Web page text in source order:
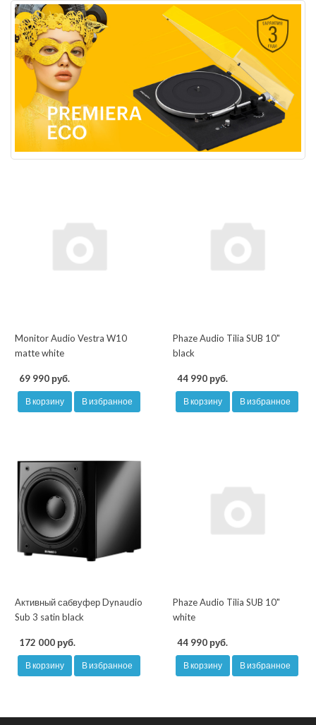
Monitor Audio Vestra W10
matte white
69 990 руб.
В корзину В избранное
Phaze Audio Tilia SUB 10"
black
44 990 руб.
В корзину В избранное
Активный сабвуфер Dynaudio
Sub 3 satin black
172 000 руб.
В корзину В избранное
Phaze Audio Tilia SUB 10"
white
44 990 руб.
В корзину В избранное